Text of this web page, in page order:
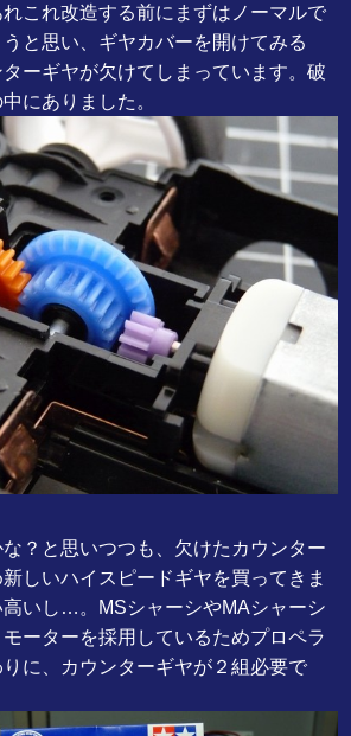
これ改造する前にまずはノーマルで
と思い、ギヤカバーを開けてみる
ーギヤが欠けてしまっています。破
にありました。
？と思いつつも、欠けたカウンター
しいハイスピードギヤを買ってきま
高いし…。MSシャーシやMAシャーシ
ーターを採用しているためプロペラ
に、カウンターギヤが２組必要で